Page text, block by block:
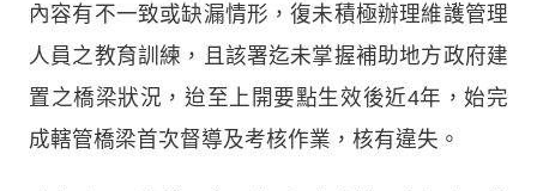
內容有不一致或缺漏情形，復未積極辦理維護管理
人員之教育訓練，且該署迄未掌握補助地方政府建
置之橋梁狀況，迨至上開要點生效後近4年，始完
成轄管橋梁首次督導及考核作業，核有違失。